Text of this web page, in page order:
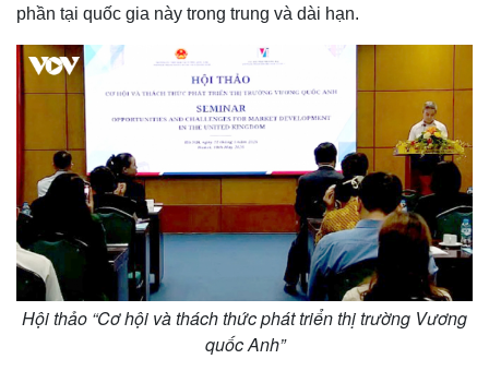
phần tại quốc gia này trong trung và dài hạn.
Hội thảo “Cơ hội và thách thức phát triển thị trường Vương
quốc Anh”